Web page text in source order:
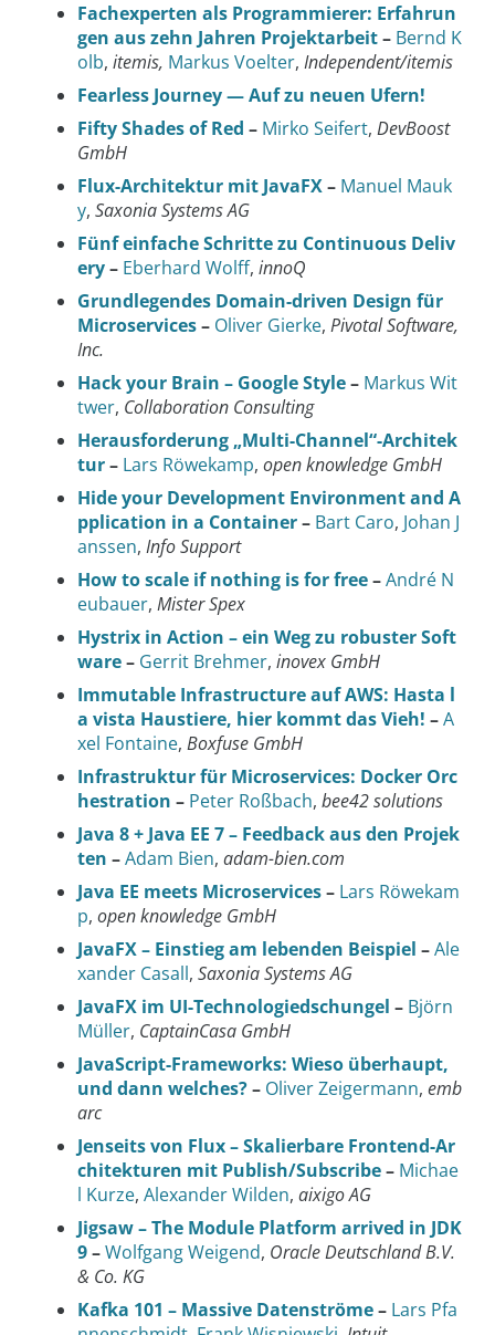
Fachexperten als Programmierer: Erfahrun
gen aus zehn Jahren Projektarbeit– Bernd K
olb, itemis, Markus Voelter, Independent/itemis
Fearless Journey — Auf zu neuen Ufern!
Fifty Shades of Red – Mirko Seifert, DevBoost
GmbH
Flux-Architektur mit JavaFX– Manuel Mauk
y, Saxonia Systems AG
Fünf einfache Schritte zu Continuous Deliv
ery– Eberhard Wolff, innoQ
Grundlegendes Domain-driven Design für
Microservices– Oliver Gierke, Pivotal Software,
Inc.
Hack your Brain – Google Style– Markus Wit
twer, Collaboration Consulting
Herausforderung „Multi-Channel“-Architek
tur– Lars Röwekamp, open knowledge GmbH
Hide your Development Environment and A
pplication in a Container– Bart Caro, Johan J
anssen, Info Support
How to scale if nothing is for free–André N
eubauer, Mister Spex
Hystrix in Action – ein Weg zu robuster Soft
ware– Gerrit Brehmer, inovex GmbH
Immutable Infrastructure auf AWS: Hasta l
a vista Haustiere, hier kommt das Vieh! –A
xel Fontaine, Boxfuse GmbH
Infrastruktur für Microservices: Docker Orc
hestration – Peter Roßbach, bee42 solutions
Java 8 + Java EE 7 – Feedback aus den Projek
ten –Adam Bien, adam-bien.com
Java EE meets Microservices– Lars Röwekam
p, open knowledge GmbH
JavaFX – Einstieg am lebenden Beispiel –Ale
xander Casall, Saxonia Systems AG
JavaFX im UI-Technologiedschungel – Björn
Müller, CaptainCasa GmbH
JavaScript-Frameworks: Wieso überhaupt,
und dann welches?– Oliver Zeigermann, emb
arc
Jenseits von Flux – Skalierbare Frontend-Ar
chitekturen mit Publish/Subscribe– Michae
l Kurze, Alexander Wilden, aixigo AG
Jigsaw – The Module Platform arrived in JDK
9–Wolfgang Weigend, Oracle Deutschland B.V.
& Co. KG
Kafka 101 – Massive Datenströme– Lars Pfa